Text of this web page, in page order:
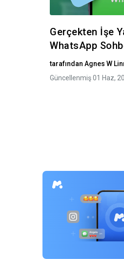
Gerçekten İşe
WhatsApp
tarafındanAgnes W
Güncellenmiş 01 Haz,